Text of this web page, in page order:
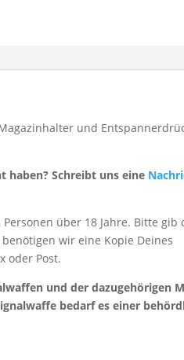
und
Schreibt uns eine
über 18 Jahre. Bitte gib
wir eine Kopie Deines
oder Post.
und der dazugehörigen
bedarf es einer